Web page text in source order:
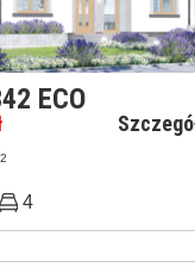
ECO
2
4